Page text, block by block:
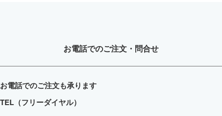
お電話でのご注文・問合せ
お電話でのご注文も承ります
TEL（フリーダイヤル）